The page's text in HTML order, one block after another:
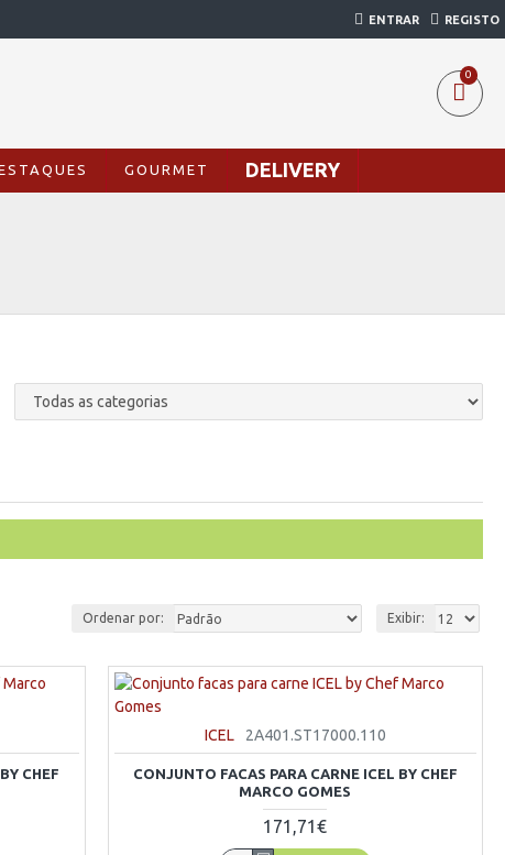
ENTRAR REGISTO
0
GOURMET DELIVERY
Ordenar por: Exibir:
CHEF
ICEL 2A401.ST17000.110
CONJUNTO FACAS PARA CARNE ICEL BY CHEF
MARCO GOMES
171,71€